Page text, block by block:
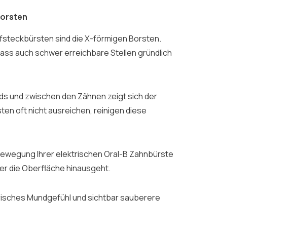
sind die X-förmigen Borsten.
auch schwer erreichbare Stellen gründlich
und zwischen den Zähnen zeigt sich der
oft nicht ausreichen, reinigen diese
Ihrer elektrischen Oral-B Zahnbürste
die Oberfläche hinausgeht.
Mundgefühl und sichtbar sauberere